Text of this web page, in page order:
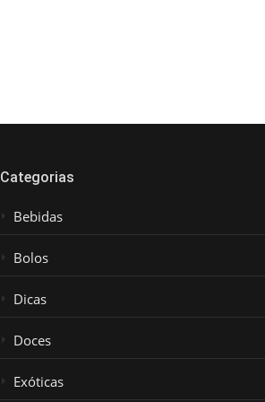
Categorias
Bebidas
Bolos
Dicas
Doces
Exóticas